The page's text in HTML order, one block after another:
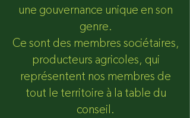
une gouvernance unique en son
genre.
Ce sont des membres sociétaires,
producteurs agricoles, qui
représentent nos membres de
tout le territoire à la table du
conseil.